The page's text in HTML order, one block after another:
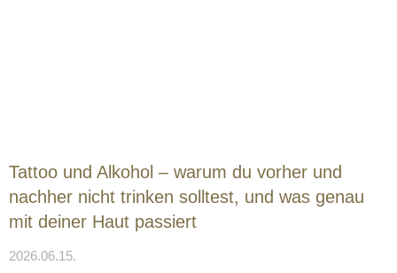
Tattoo und Alkohol – warum du vorher und
nachher nicht trinken solltest, und was genau
mit deiner Haut passiert
2026.06.15.